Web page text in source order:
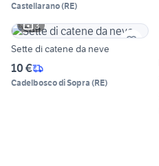
Castellarano(RE)
3
Sette di catene da neve
10 €
Cadelbosco di Sopra (RE)